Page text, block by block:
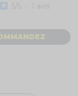
5 5 - 1 avis